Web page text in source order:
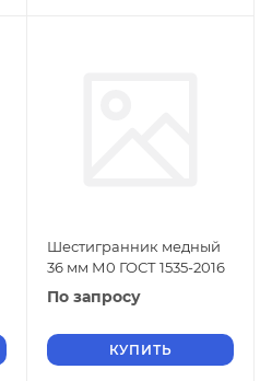
Шестигранник медный
36 мм М0 ГОСТ 1535-2016
По запросу
КУПИТЬ